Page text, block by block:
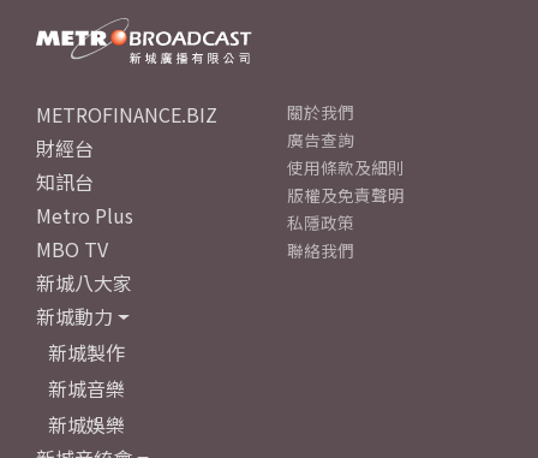
METROFINANCE.BIZ
財經台
知訊台
Metro Plus
MBO TV
新城八大家
新城動力
新城製作
新城音樂
新城娛樂
關於我們
廣告查詢
使用條款及細則
版權及免責聲明
私隱政策
聯絡我們